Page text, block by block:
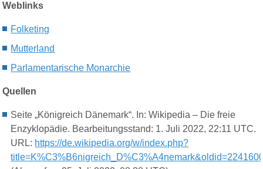
Weblinks
Folketing
Mutterland
Parlamentarische Monarchie
Quellen
Seite „Königreich Dänemark“. In: Wikipedia – Die freie
Enzyklopädie. Bearbeitungsstand: 1. Juli 2022, 22:11 UTC.
URL: https://de.wikipedia.org/w/index.php?